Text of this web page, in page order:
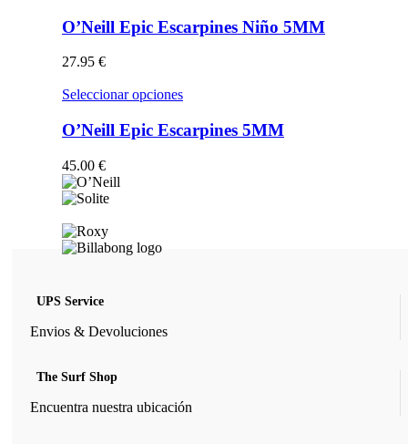
tiene
múltiples
opciones
se
pueden
elegir
O’Neill Epic Escarpines Niño 5MM
27.95 €
Seleccionar opcionesEste
tiene
múltiples
O’Neill Epic Escarpines 5MM
45.00 €
UPS Service
Envios & Devoluciones
The Surf Shop
Encuentra nuestra ubicación